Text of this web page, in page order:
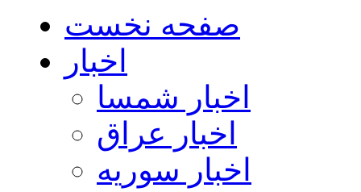
صفحه نخست
اخبار
اخبار شمسا
اخبار عراق
اخبار سوریه